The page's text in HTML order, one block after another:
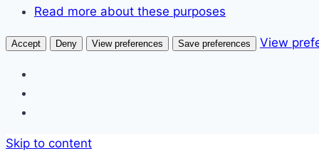
Read more about these purposes
Accept Deny View preferences Save preferences View
Skip to content